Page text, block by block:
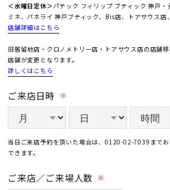
＜水曜日定休＞ パテック フィリップ ブティック 神戸
ミネ、パネライ 神戸ブティック、Bis店、トアサウス店
店舗詳細はこちら
旧居留地店・クロノメトリー店・トアサウス店の店舗
店舗が変更となります。
詳しくはこちら
ご来店日時 ※
当日ご来店予約を頂いた場合は、0120-02-7039まで
できます。
ご来店／ご来場人数 ※